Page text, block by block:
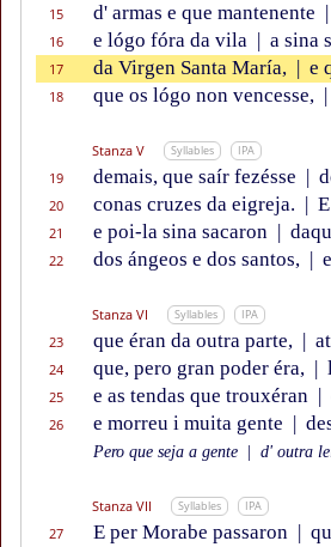
15 d' armas e que mantenente |
16 e lógo fóra da vila | a sina
17 da Virgen Santa María, | e
18 que os lógo non vencesse, |
Stanza V Syllables IPA
19 demais, que saír fezésse |
20 conas cruzes da eigreja. |
21 e poi-la sina sacaron |
22 dos ángeos e dos santos, |
Stanza VI Syllables IPA
23 que éran da outra parte, |
24 que, pero gran poder éra, |
25 e as tendas que trouxéran |
26 e morreu i muita gente |
Pero que seja a gente d' outra
Stanza VII Syllables IPA
27 E per Morabe passaron |